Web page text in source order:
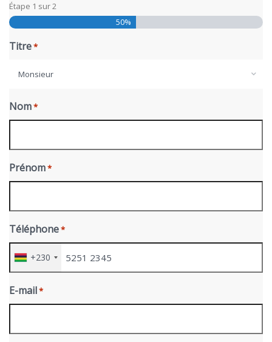
Étape 1 sur2
50%
Titre*
Monsieur
Nom*
Prénom*
Téléphone*
+230
E-mail*